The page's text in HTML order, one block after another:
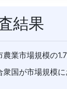
結果
業市場規模の
国が市場規模